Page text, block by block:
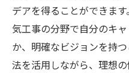
デアを得ることができま
気工事の分野で自分のキ
か、明確なビジョンを持
法を活用しながら、理想